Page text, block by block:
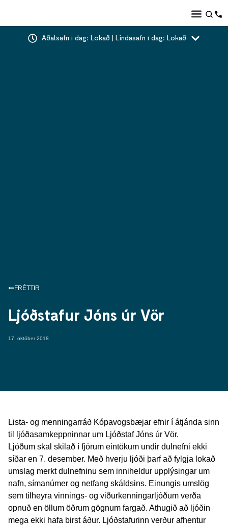
Aðalsafn í dag: Lokað | Lindasafn í dag: Lokað
FRÉTTIR
Ljóðstafur Jóns úr Vör
17. október 2018
Lista- og menningarráð Kópavogsbæjar efnir í átjánda sinn
til ljóðasamkeppninnar um Ljóðstaf Jóns úr Vör.
Ljóðum skal skilað í fjórum eintökum undir dulnefni ekki
síðar en 7. desember. Með hverju ljóði þarf að fylgja lokað
umslag merkt dulnefninu sem inniheldur upplýsingar um
nafn, símanúmer og netfang skáldsins. Einungis umslög
sem tilheyra vinnings- og viðurkenningarljóðum verða
opnuð en öllum öðrum gögnum fargað. Athugið að ljóðin
mega ekki hafa birst áður. Ljóðstafurinn verður afhentur